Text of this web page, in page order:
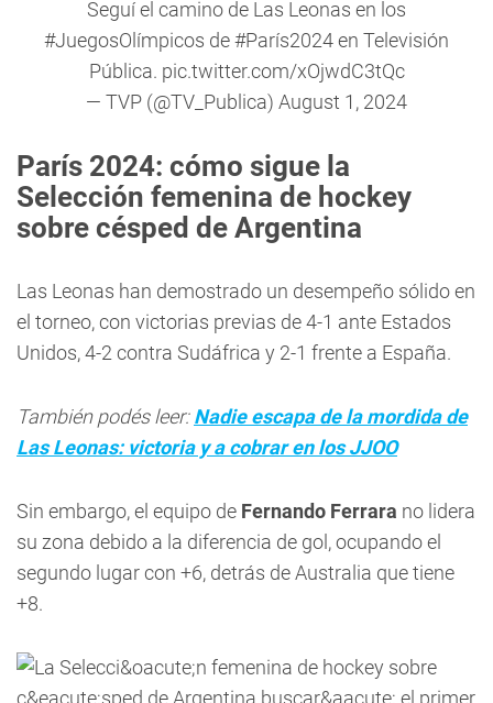
Seguí el camino de Las Leonas en los
#JuegosOlímpicos de#París2024en Televisión
Pública. pic.twitter.com/xOjwdC3tQc
— TVP (@TV_Publica) August 1, 2024
París 2024: cómo sigue la
Selección femenina de hockey
sobre césped de Argentina
Las Leonas han demostrado un desempeño sólido en
el torneo, con victorias previas de 4-1 ante Estados
Unidos, 4-2 contra Sudáfrica y 2-1 frente a España.
También podés leer:Nadie escapa de la mordida de
Las Leonas: victoria y a cobrar en los JJOO
Sin embargo, el equipo de Fernando Ferrara no lidera
su zona debido a la diferencia de gol, ocupando el
segundo lugar con +6, detrás de Australia que tiene
+8.